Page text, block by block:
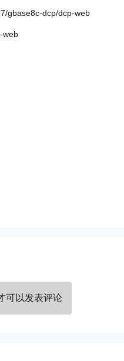
gbase8c-dcp/dcp-web
web
可以发表评论